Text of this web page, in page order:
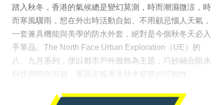
踏入秋冬，香港的氣候總是變幻莫測，時而潮濕微涼，時
而寒風驟雨，想在外出時活動自如、不用顧忌惱人天氣，
一套兼具機能與美學的防水外套，絕對是今個秋冬天必入
手單品。The North Face Urban Exploration（UE）的
八、九月系列，便以都市戶外服飾為主題，巧妙融合防水
科技與時尚剪裁，重新定義香港秋冬穿搭的可能性。